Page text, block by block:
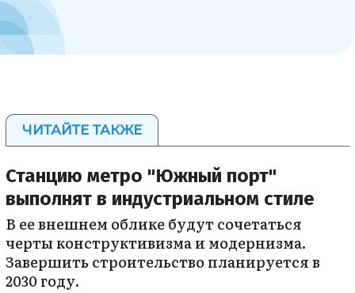
ЧИТАЙТЕ ТАКЖЕ
Станцию метро "Южный порт"
выполнят в индустриальном стиле
В ее внешнем облике будут сочетаться
черты конструктивизма и модернизма.
Завершить строительство планируется в
2030 году.